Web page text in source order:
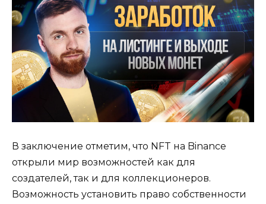
В заключение отметим, что NFT на Binance
открыли мир возможностей как для
создателей, так и для коллекционеров.
Возможность установить право собственности